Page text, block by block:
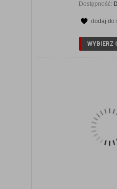
Dostępność:
dodaj do
WYBIERZ